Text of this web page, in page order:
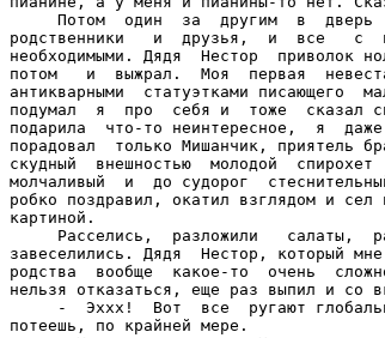
Потом  один  за  другим  в  дверь
родственники   и  друзья,  и  все   с
необходимыми. Дядя  Нестор  приволок
потом   и  выжрал.  Моя  первая
антикварными  статуэтками писающего
подумал  я  про  себя и  тоже  сказал
подарила  что-то неинтересное,  я
порадовал  только Мишанчик, приятель
скудный  внешностью  молодой
молчаливый  и  до судорог
робко поздравил, окатил взглядом и
картиной.
Расселись,  разложили   салаты,
завеселились. Дядя  Нестор, который
родства  вообще  какое-то  очень
нельзя отказаться, еще раз выпил и со
-  Эххх!  Вот  все  ругают
потеешь, по крайней мере.